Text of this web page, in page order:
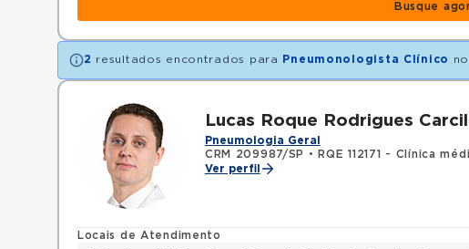
Busque
2 resultados encontrados para Pneumonologista Clínico
Lucas Roque Rodrigues
Pneumologia Geral
CRM 209987/SP
• RQE 112171 - Clínica
Ver perfil
Locais de Atendimento